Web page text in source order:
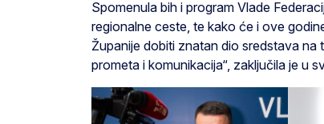
Spomenula bih i program Vlade
regionalne ceste, te kako će i ove
Županije dobiti znatan dio sredstava
prometa i komunikacija“, zaključila je u